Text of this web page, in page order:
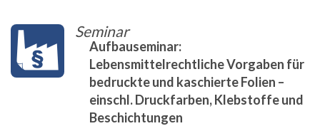
Seminar
Aufbauseminar:
Lebensmittelrechtliche Vorgaben für
bedruckte und kaschierte Folien –
einschl. Druckfarben, Klebstoffe und
Beschichtungen